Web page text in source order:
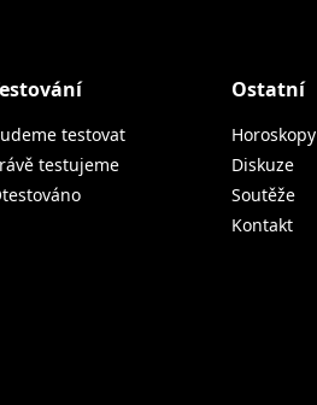
testovat
testujeme
Ostatní
Horoskopy
Diskuze
Soutěže
Kontakt